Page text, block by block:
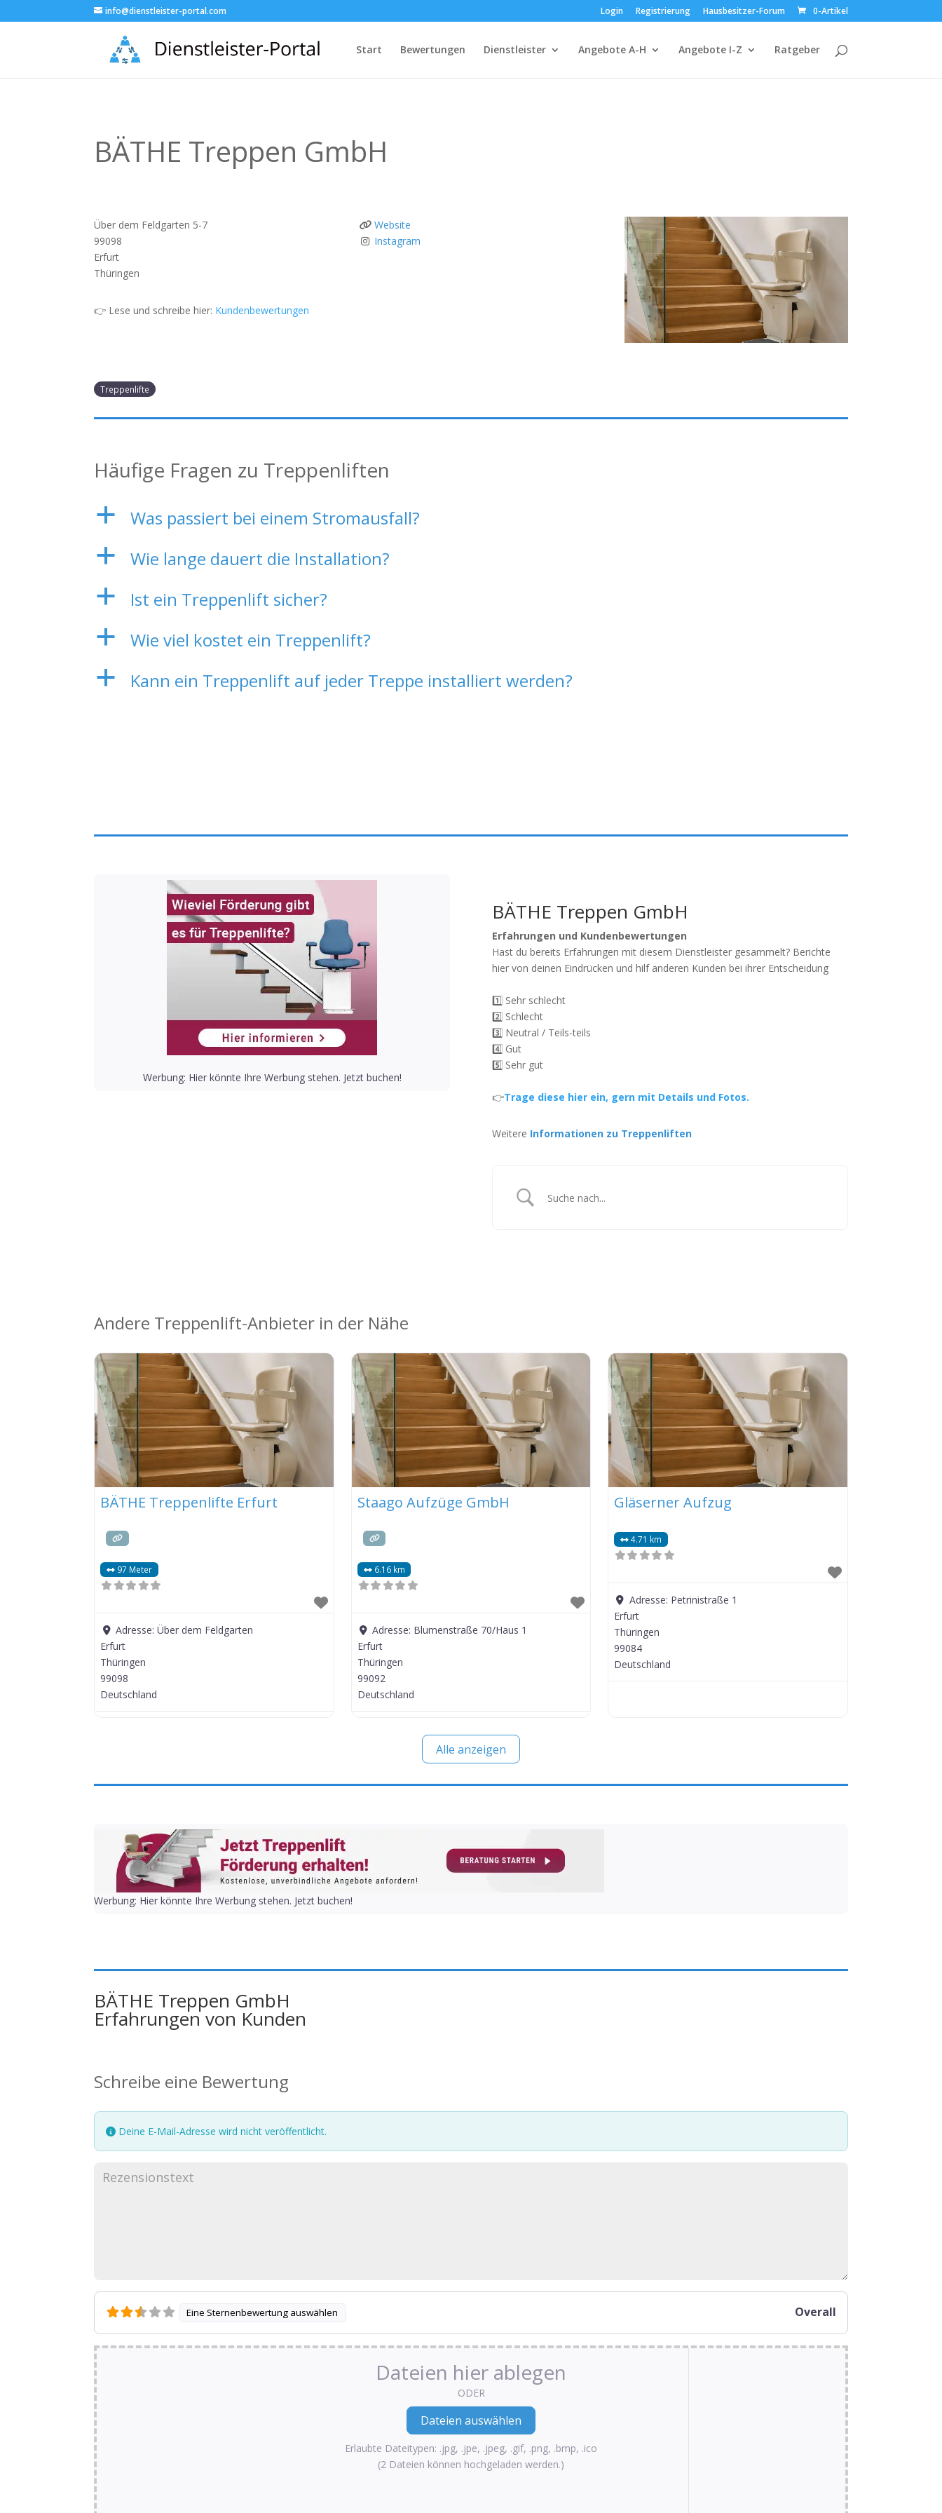
info@dienstleister-portal.com Login Registrierung Hausbesitzer-Forum 0-Artikel
Start Bewertungen Dienstleister Angebote A-H Angebote I-Z Ratgeber
BÄTHE Treppen GmbH
Über dem Feldgarten 5-7
99098
Erfurt
Thüringen
👉 Lese und schreibe hier: Kundenbewertungen
Website
Instagram
Treppenlifte
Häufige Fragen zu Treppenliften
a Was passiert bei einem Stromausfall?
a Wie lange dauert die Installation?
a Ist ein Treppenlift sicher?
a Wie viel kostet ein Treppenlift?
a Kann ein Treppenlift auf jeder Treppe installiert werden?
Werbung: Hier könnte Ihre Werbung stehen. Jetzt buchen!
BÄTHE Treppen GmbH
Erfahrungen und Kundenbewertungen
Hast du bereits Erfahrungen mit diesem Dienstleister gesammelt? Berichte
hier von deinen Eindrücken und hilf anderen Kunden bei ihrer Entscheidung
1️⃣ Sehr schlecht
2️⃣ Schlecht
3️⃣ Neutral / Teils-teils
4️⃣ Gut
5️⃣ Sehr gut
👉Trage diese hier ein, gern mit Details und Fotos.
Weitere Informationen zu Treppenliften
Andere Treppenlift-Anbieter in der Nähe
BÄTHE Treppenlifte Erfurt
97 Meter
Adresse: Über dem Feldgarten
Erfurt
Thüringen
99098
Deutschland
Staago Aufzüge GmbH
6.16 km
Adresse: Blumenstraße 70/Haus 1
Erfurt
Thüringen
99092
Deutschland
Gläserner Aufzug
4.71 km
Adresse: Petrinistraße 1
Erfurt
Thüringen
99084
Deutschland
Alle anzeigen
Werbung: Hier könnte Ihre Werbung stehen. Jetzt buchen!
BÄTHE Treppen GmbH
Erfahrungen von Kunden
Schreibe eine Bewertung
Deine E-Mail-Adresse wird nicht veröffentlicht.
Eine Sternenbewertung auswählen Overall
Dateien hier ablegen
ODER
Erlaubte Dateitypen: .jpg, .jpe, .jpeg, .gif, .png, .bmp, .ico
(2 Dateien können hochgeladen werden.)